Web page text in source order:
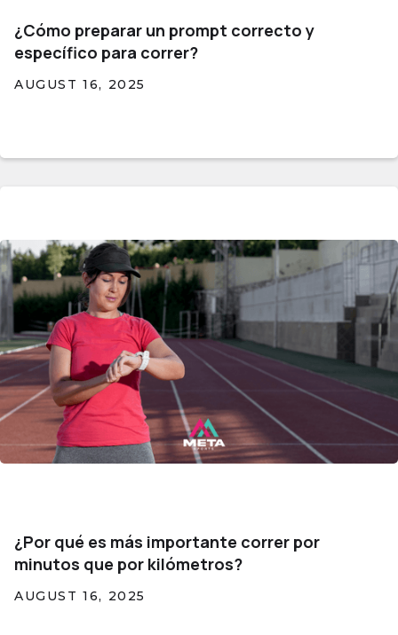
¿Cómo preparar un prompt correcto y
específico para correr?
AUGUST 16, 2025
¿Por qué es más importante correr por
minutos que por kilómetros?
AUGUST 16, 2025